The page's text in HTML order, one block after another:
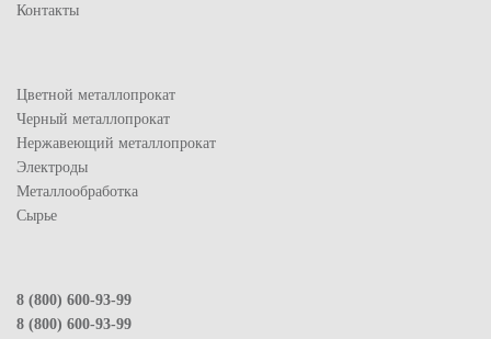
Контакты
Цветной металлопрокат
Черный металлопрокат
Нержавеющий металлопрокат
Электроды
Металлообработка
Сырье
8 (800) 600-93-99
8 (800) 600-93-99